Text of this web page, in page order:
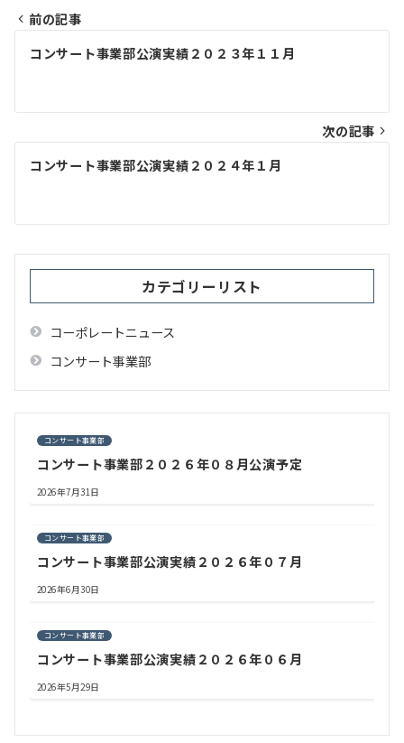
投
ナ
ビ
ゲ
シ
ョ
前の記事
コンサート事業部公演実績２０２３年１１月
次の記事
コンサート事業部公演実績２０２４年１月
カテゴリーリスト
コーポレートニュース
コンサート事業部
コンサート事業部
コンサート事業部２０２６年０８月公演予定
2026年7月31日
コンサート事業部
コンサート事業部公演実績２０２６年０７月
2026年6月30日
コンサート事業部
コンサート事業部公演実績２０２６年０６月
2026年5月29日